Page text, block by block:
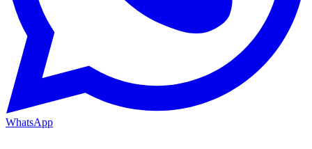
WhatsApp